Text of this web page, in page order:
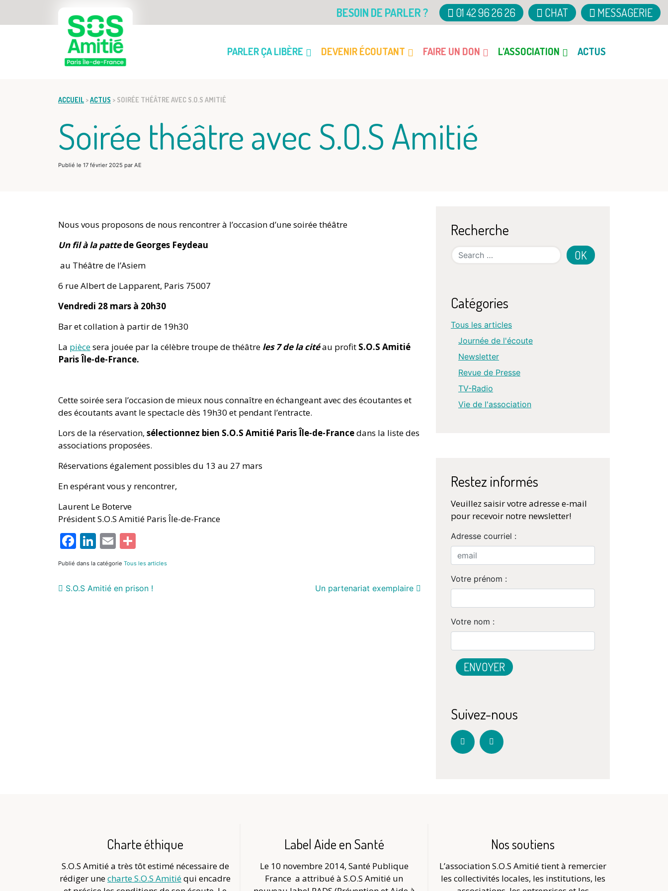
BESOIN DE PARLER ? 01 42 96 26 26 CHAT MESSAGERIE
PARLER ÇA LIBÈRE DEVENIR ÉCOUTANT FAIRE UN DON L’ASSOCIATION ACTUS
ACCUEIL >ACTUS > SOIRÉE THÉÂTRE AVEC S.O.S AMITIÉ
Soirée théâtre avec S.O.S Amitié
Publié le 17 février 2025 par AE
Nous vous proposons de nous rencontrer à l’occasion d’une soirée théâtre
Un fil à la pattede Georges Feydeau
au Théâtre de l’Asiem
6 rue Albert de Lapparent, Paris 75007
Vendredi 28 mars à 20h30
Bar et collation à partir de 19h30
La piècesera jouée par la célèbre troupe de théâtre les 7 de la citéau profit S.O.S Amitié
Paris Île-de-France.
Cette soirée sera l’occasion de mieux nous connaître en échangeant avec des écoutantes et
des écoutants avant le spectacle dès 19h30 et pendant l’entracte.
Lors de la réservation, sélectionnez bien S.O.S Amitié Paris Île-de-Francedans la liste des
associations proposées.
Réservations également possibles du 13 au 27 mars
En espérant vous y rencontrer,
Laurent Le Boterve
Président S.O.S Amitié Paris Île-de-France
Facebook
LinkedIn
Email
Publié dans la catégorie Tous les articles
S.O.S Amitié en prison ! Un partenariat exemplaire
Recherche
Search
Catégories
Tous les articles
Journée de l'écoute
Newsletter
Revue de Presse
TV-Radio
Vie de l'association
Restez informés
Veuillez saisir votre adresse e-mail
pour recevoir notre newsletter!
Adresse courriel :
Votre prénom :
Votre nom :
Suivez-nous
Charte éthique
S.O.S Amitié a très tôt estimé nécessaire de
rédiger unecharte S.O.S Amitiéqui encadre
Label Aide en Santé
Le 10 novembre 2014, Santé Publique
France a attribué à S.O.S Amitié un
Nos soutiens
L’association S.O.S Amitié tient à remercier
les collectivités locales, les institutions, les